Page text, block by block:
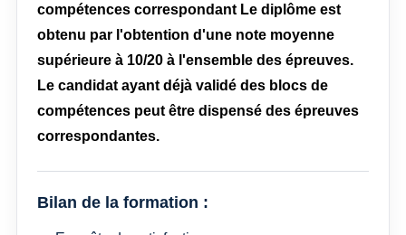
compétences correspondant Le diplôme est
obtenu par l'obtention d'une note moyenne
supérieure à 10/20 à l'ensemble des épreuves.
Le candidat ayant déjà validé des blocs de
compétences peut être dispensé des épreuves
correspondantes.
Bilan de la formation :